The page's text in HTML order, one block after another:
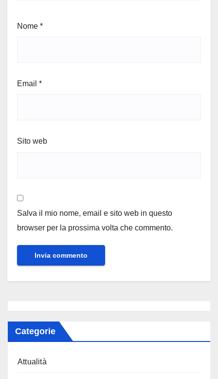
Nome *
Email *
Sito web
Salva il mio nome, email e sito web in questo
browser per la prossima volta che commento.
Categorie
Attualità